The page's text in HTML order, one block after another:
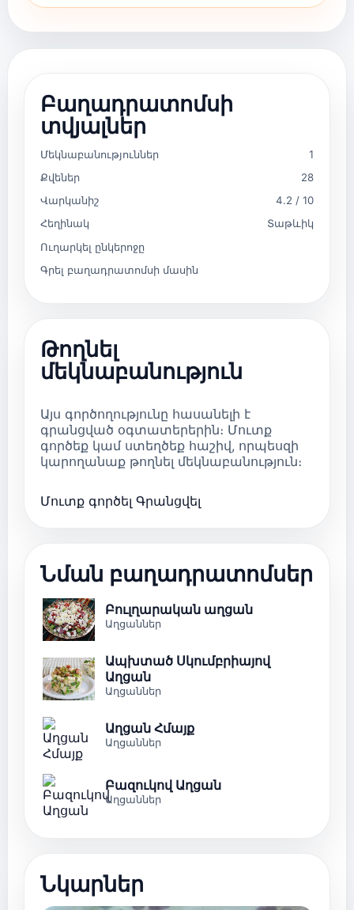
Բաղադրատոմսի
տվյալներ
Մեկնաբանություններ
1
Քվեներ
28
Վարկանիշ
4.2 / 10
Հեղինակ
Տաթևիկ
Ուղարկել ընկերոջը
Գրել բաղադրատոմսի մասին
Թողնել
մեկնաբանություն
Այս գործողությունը հասանելի է
գրանցված օգտատերերին։ Մուտք
գործեք կամ ստեղծեք հաշիվ, որպեսզի
կարողանաք թողնել մեկնաբանություն։
Մուտք գործել Գրանցվել
Նման բաղադրատոմսեր
Բուլղարական աղցան
Աղցաններ
Ապխտած Սկումբրիայով
Աղցան
Աղցաններ
Աղցան Հմայք
Աղցաններ
Բազուկով Աղցան
Աղցաններ
Նկարներ